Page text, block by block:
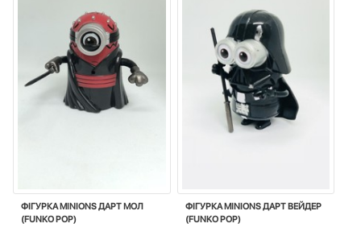
ФІГУРКА MINIONS ДАРТ МОЛ
(FUNKO POP)
ФІГУРКА MINIONS ДАРТ ВЕЙДЕР
(FUNKO POP)